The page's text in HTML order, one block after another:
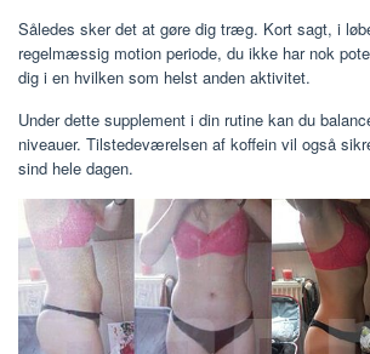
Således sker det at gøre dig træg. Kort sagt, i
regelmæssig motion periode, du ikke har nok
dig i en hvilken som helst anden aktivitet.
Under dette supplement i din rutine kan du
niveauer. Tilstedeværelsen af ​​koffein vil også
sind hele dagen.